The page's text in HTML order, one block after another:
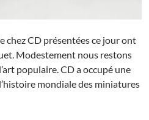
chez CD présentées ce jour ont
Modestement nous restons
populaire. CD a occupé une
mondiale des miniatures